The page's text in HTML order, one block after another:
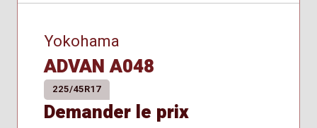
Yokohama
ADVAN A048
225/45R17
Demander le prix